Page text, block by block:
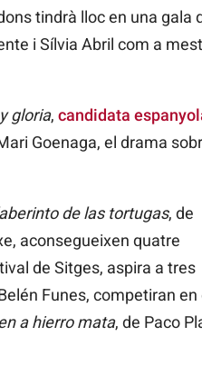
tindrà lloc en una gala
i Sílvia Abril com a
gloria, candidata
Goenaga, el drama
de las tortugas, de
aconsegueixen quatre
de Sitges, aspira a tres
Funes, competiran en
a hierro mata, de Paco